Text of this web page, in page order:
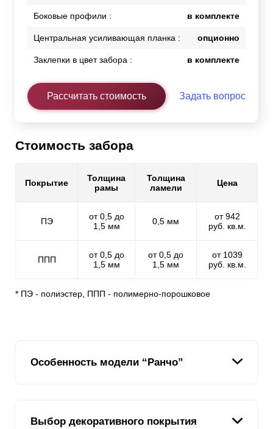
Боковые профили : в комплекте
Центральная усиливающая планка : опционно
Заклепки в цвет забора : в комплекте
Рассчитать стоимость Задать вопрос
Стоимость забора
Покрытие
Толщина
рамы
Толщина
ламели
Цена
ПЭ
от 0,5 до
1,5 мм
0,5 мм
от 942
руб. кв.м.
ППП
от 0,5 до
1,5 мм
от 0,5 до
1,5 мм
от 1039
руб. кв.м.
* ПЭ - полиэстер, ППП - полимерно-порошковое
Особенность модели “Ранчо”
Вариант "Ранчо" один из линейки заборов, который
Выбор декоративного покрытия